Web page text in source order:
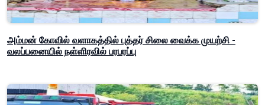
அம்மன் கோவில் வளாகத்தில் புத்தர் சிலை வைக்க முயற்சி -
வலப்பனையில் நள்ளிரவில் பரபரப்பு